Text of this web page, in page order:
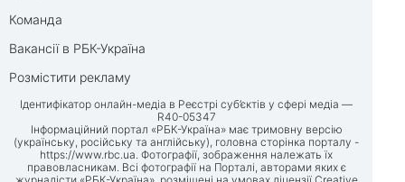
Команда
Вакансії в РБК-Україна
Розмістити рекламу
Ідентифікатор онлайн-медіа в Реєстрі суб’єктів у сфері медіа —
R40-05347
Інформаційний портал «РБК-Україна» має тримовну версію
(українську, російську та англійську), головна сторінка порталу -
https://www.rbc.ua. Фотографії, зображення належать їх
правовласникам. Всі фотографії на Порталі, авторами яких є